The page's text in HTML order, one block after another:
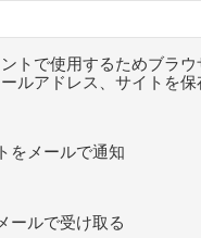
トで使用するためブラウ
ルアドレス、サイトを保
をメールで通知
ールで受け取る